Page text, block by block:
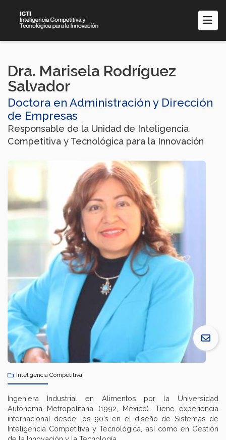
contenido
Dra. Marisela Rodríguez
Salvador
Doctora en Administración y Dirección
de Empresas
Responsable de la Unidad de Inteligencia
Competitiva y Tecnológica para la Innovación
Inteligencia Competitiva
Ingeniera Industrial en Alimentos por la Universidad
Autónoma Metropolitana (1992, México). Tiene experiencia
internacional desde los 90’s en el diseño de Sistemas de
Inteligencia Competitiva y Tecnológica, así como en Gestión